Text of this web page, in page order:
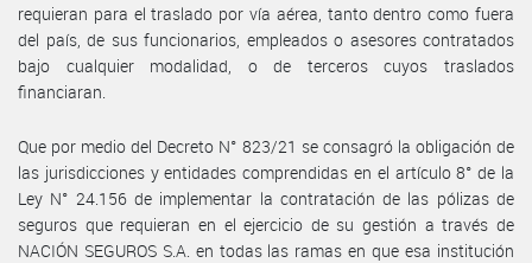
requieran para el traslado por vía aérea, tanto dentro como fuera
del país, de sus funcionarios, empleados o asesores contratados
bajo cualquier modalidad, o de terceros cuyos traslados
financiaran.
Que por medio del Decreto N° 823/21 se consagró la obligación de
las jurisdicciones y entidades comprendidas en el artículo 8° de la
Ley N° 24.156 de implementar la contratación de las pólizas de
seguros que requieran en el ejercicio de su gestión a través de
NACIÓN SEGUROS S.A. en todas las ramas en que esa institución